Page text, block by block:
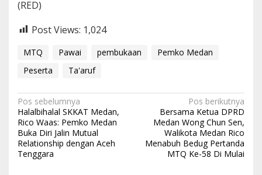
(RED)
Post Views: 1,024
MTQ Pawai pembukaan
Pemko Medan
Peserta
Ta'aruf
N
a
v
i
Pos sebelumnya
Halalbihalal SKKAT Medan,
Rico Waas: Pemko Medan
Buka Diri Jalin Mutual
Relationship dengan Aceh
Tenggara
Pos berikutnya
Bersama Ketua DPRD
Medan Wong Chun Sen,
Walikota Medan Rico
Menabuh Bedug Pertanda
MTQ Ke-58 Di Mulai